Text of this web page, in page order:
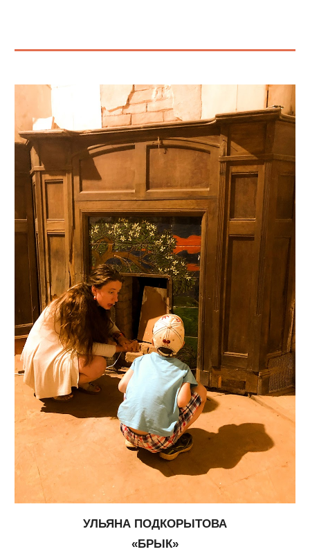
УЛЬЯНА ПОДКОРЫТОВА
«БРЫК»